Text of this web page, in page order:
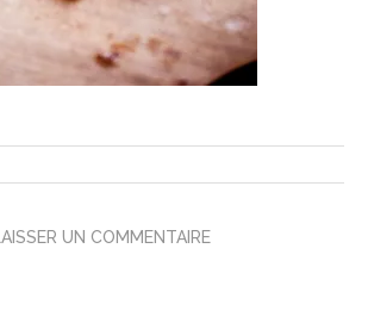
LAISSER UN COMMENTAIRE